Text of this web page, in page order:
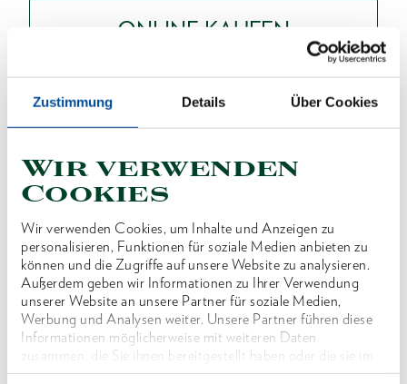
Zustimmung Details Über Cookies
Wir verwenden
Cookies
Wir verwenden Cookies, um Inhalte und Anzeigen zu
personalisieren, Funktionen für soziale Medien anbieten zu
können und die Zugriffe auf unsere Website zu analysieren.
Außerdem geben wir Informationen zu Ihrer Verwendung
unserer Website an unsere Partner für soziale Medien,
Werbung und Analysen weiter. Unsere Partner führen diese
Informationen möglicherweise mit weiteren Daten
zusammen, die Sie ihnen bereitgestellt haben oder die sie im
Rahmen Ihrer Nutzung der Dienste gesammelt haben. Unsere
ONLINE KAUFEN
HÄNDLER FINDEN
Produktlinie EAN4060833009706
Ausführung nach DIN 3113, Form A, ISO 3318, ISO
7738
Ringseite abgewinkelt 15°
Maulstellung 15°
Oberfläche matt-satiniert verchromt